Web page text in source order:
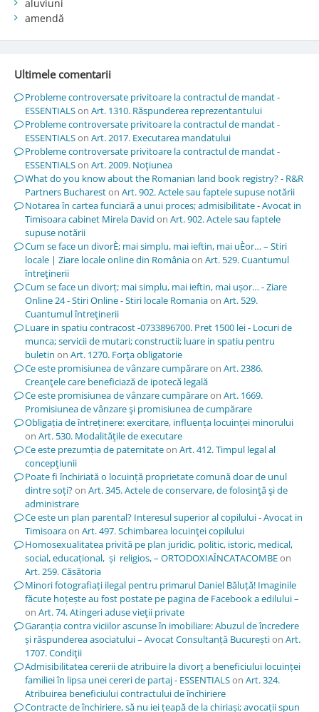
aluviuni
amendă
Ultimele comentarii
Probleme controversate privitoare la contractul de mandat -
ESSENTIALSon Art. 1310. Răspunderea reprezentantului
Probleme controversate privitoare la contractul de mandat -
ESSENTIALSon Art. 2017. Executarea mandatului
Probleme controversate privitoare la contractul de mandat -
ESSENTIALSon Art. 2009. Noţiunea
What do you know about the Romanian land book registry? - R&R
Partners Buchareston Art. 902. Actele sau faptele supuse notării
Notarea în cartea funciară a unui proces; admisibilitate - Avocat in
Timisoara cabinet Mirela David on Art. 902. Actele sau faptele
supuse notării
Cum se face un divorÈ; mai simplu, mai ieftin, mai uÈor… – Stiri
locale | Ziare locale online din Româniaon Art. 529. Cuantumul
întreţinerii
Cum se face un divorț; mai simplu, mai ieftin, mai ușor… - Ziare
Online 24 - Stiri Online - Stiri locale Romaniaon Art. 529.
Cuantumul întreţinerii
Luare in spatiu contracost -0733896700. Pret 1500 lei - Locuri de
munca; servicii de mutari; constructii; luare in spatiu pentru
buletin on Art. 1270. Forţa obligatorie
Ce este promisiunea de vânzare cumpărareon Art. 2386.
Creanţele care beneficiază de ipotecă legală
Ce este promisiunea de vânzare cumpărareon Art. 1669.
Promisiunea de vânzare şi promisiunea de cumpărare
Obligația de întreținere: exercitare, influența locuinței minorului
on Art. 530. Modalităţile de executare
Ce este prezumția de paternitateon Art. 412. Timpul legal al
concepţiunii
Poate fi închiriată o locuință proprietate comună doar de unul
dintre soți?on Art. 345. Actele de conservare, de folosinţă şi de
administrare
Ce este un plan parental? Interesul superior al copilului - Avocat in
Timisoaraon Art. 497. Schimbarea locuinţei copilului
Homosexualitatea privită pe plan juridic, politic, istoric, medical,
social, educațional, și religios, – ORTODOXIAÎNCATACOMBEon
Art. 259. Căsătoria
Minori fotografiați ilegal pentru primarul Daniel Băluță! Imaginile
făcute hoțește au fost postate pe pagina de Facebook a edilului –
on Art. 74. Atingeri aduse vieţii private
Garanția contra viciilor ascunse în imobiliare: Abuzul de încredere
și răspunderea asociatului – Avocat Consultanță Bucureștion Art.
1707. Condiţii
Admisibilitatea cererii de atribuire la divorț a beneficiului locuinței
familiei în lipsa unei cereri de partaj - ESSENTIALSon Art. 324.
Atribuirea beneficiului contractului de închiriere
Contracte de închiriere, să nu iei țeapă de la chiriași; avocații spun